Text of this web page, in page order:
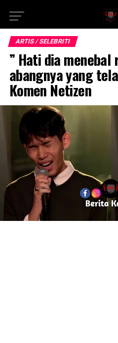
ARTIS / SELEBRITI
” Hati dia menebal
abangnya yang
Komen Netizen